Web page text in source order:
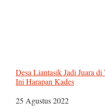
Desa Liantasik Jadi Juara
Ini Harapan Kades
Tanggal
25 Agustus 2022